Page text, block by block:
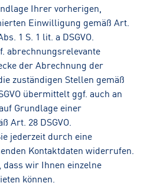
Ihrer vorherigen,
Einwilligung gemäß Art.
1 S. 1 lit. a DSGVO.
abrechnungsrelevante
der Abrechnung der
zuständigen Stellen gemäß
übermittelt ggf. auch an
Grundlage einer
Art. 28 DSGVO.
jederzeit durch eine
Kontaktdaten widerrufen.
dass wir Ihnen einzelne
können.